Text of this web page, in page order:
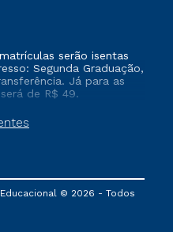
serão isentas
Segunda Graduação,
Já para as
de R$ 49.
© 2026 - Todos